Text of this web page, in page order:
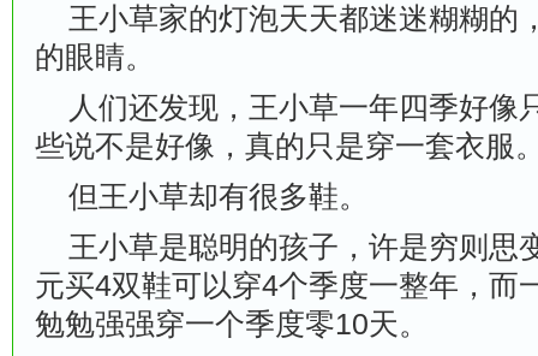
王小草家的灯泡天天都迷迷糊糊的
的眼睛。
人们还发现，王小草一年四季好像
些说不是好像，真的只是穿一套衣服
但王小草却有很多鞋。
王小草是聪明的孩子，许是穷则思
元买4双鞋可以穿4个季度一整年，而
勉勉强强穿一个季度零10天。